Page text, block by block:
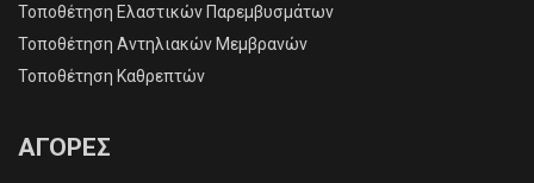
Τοποθέτηση Ελαστικών Παρεμβυσμάτων
Τοποθέτηση Αντηλιακών Μεμβρανών
Τοποθέτηση Καθρεπτών
ΑΓΟΡΕΣ